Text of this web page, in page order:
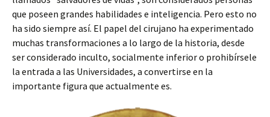
que poseen grandes habilidades e inteligencia. Pero esto no
ha sido siempre así. El papel del cirujano ha experimentado
muchas transformaciones a lo largo de la historia, desde
ser considerado inculto, socialmente inferior o prohibírsele
la entrada a las Universidades, a convertirse en la
importante figura que actualmente es.